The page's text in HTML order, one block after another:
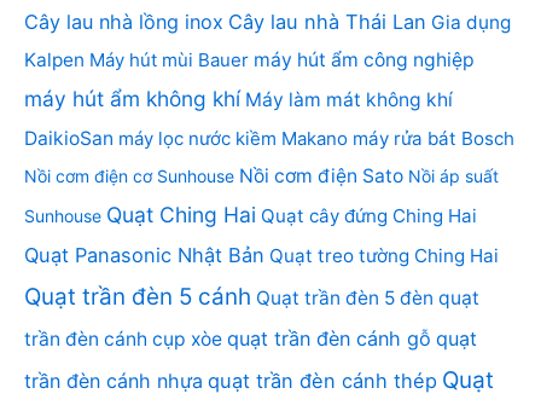
Cây lau nhà lồng inox Cây lau nhà Thái Lan Gia dụng
Kalpen Máy hút mùi Bauer máy hút ẩm công nghiệp
máy hút ẩm không khí Máy làm mát không khí
DaikioSan máy lọc nước kiềm Makano máy rửa bát Bosch
Nồi cơm điện cơ Sunhouse Nồi cơm điện Sato Nồi áp suất
Sunhouse Quạt Ching Hai Quạt cây đứng Ching Hai
Quạt Panasonic Nhật Bản Quạt treo tường Ching Hai
Quạt trần đèn 5 cánh Quạt trần đèn 5 đèn quạt
trần đèn cánh cụp xòe quạt trần đèn cánh gỗ quạt
trần đèn cánh nhựa quạt trần đèn cánh thép Quạt